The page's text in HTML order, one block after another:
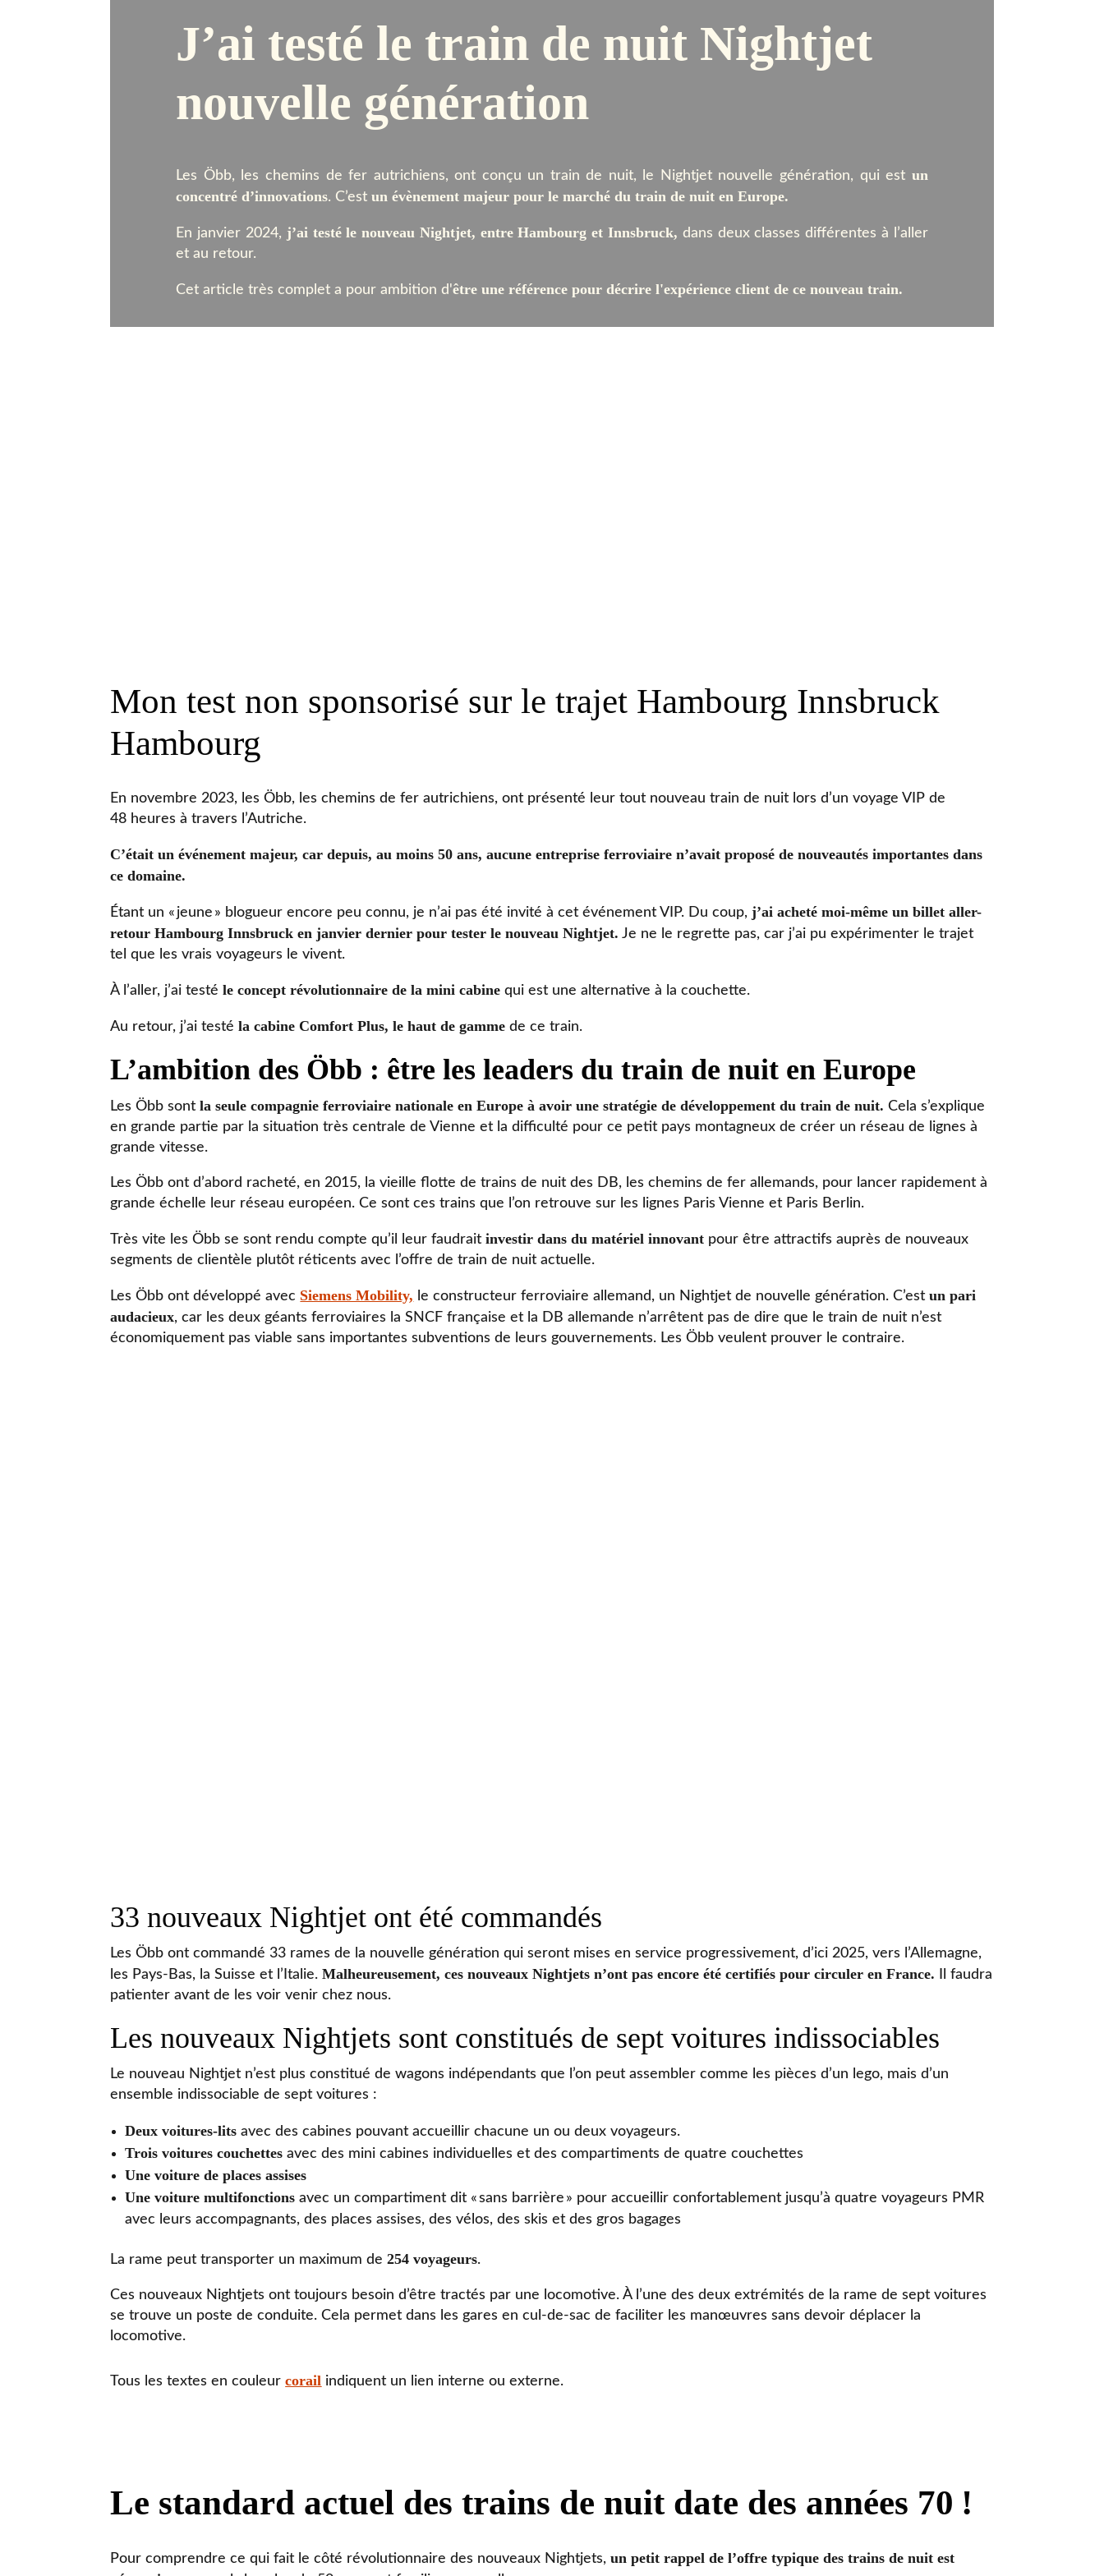
J’ai testé le train de nuit Nightjet
nouvelle génération
Les Öbb, les chemins de fer autrichiens, ont conçu un train de nuit, le Nightjet nouvelle génération, qui est un
concentré d’innovations. C’estun évènement majeur pour le marché du train de nuit en Europe.
En janvier 2024, j’ai testé le nouveau Nightjet, entre Hambourg et Innsbruck, dans deux classes différentes à l’aller
et au retour.
Cet article très complet a pour ambition d'être une référence pour décrire l'expérience client de ce nouveau train.
Mon test non sponsorisé sur le trajet Hambourg Innsbruck
Hambourg
En novembre 2023, les Öbb, les chemins de fer autrichiens, ont présenté leur tout nouveau train de nuit lors d’un voyage VIP de
48 heures à travers l’Autriche.
C’était un événement majeur, car depuis, au moins 50 ans, aucune entreprise ferroviaire n’avait proposé de nouveautés importantes dans
ce domaine.
Étant un « jeune » blogueur encore peu connu, je n’ai pas été invité à cet événement VIP. Du coup,j’ai acheté moi-même un billet aller-
retour Hambourg Innsbruck en janvier dernier pour tester le nouveau Nightjet. Je ne le regrette pas, car j’ai pu expérimenter le trajet
tel que les vrais voyageurs le vivent.
À l’aller, j’ai testéle concept révolutionnaire de la mini cabine qui est une alternative à la couchette.
Au retour, j’ai testéla cabine Comfort Plus, le haut de gamme de ce train.
L’ambition des Öbb : être les leaders du train de nuit en Europe
Les Öbb sontla seule compagnie ferroviaire nationale en Europe à avoir une stratégie de développement du train de nuit. Cela s’explique
en grande partie par la situation très centrale de Vienne et la difficulté pour ce petit pays montagneux de créer un réseau de lignes à
grande vitesse.
Les Öbb ont d’abord racheté, en 2015, la vieille flotte de trains de nuit des DB, les chemins de fer allemands, pour lancer rapidement à
grande échelle leur réseau européen. Ce sont ces trains que l’on retrouve sur les lignes Paris Vienne et Paris Berlin.
Très vite les Öbb se sont rendu compte qu’il leur faudraitinvestir dans du matériel innovant pour être attractifs auprès de nouveaux
segments de clientèle plutôt réticents avec l’offre de train de nuit actuelle.
Les Öbb ont développé avec Siemens Mobility, le constructeur ferroviaire allemand, un Nightjet de nouvelle génération. C’estun pari
audacieux, car les deux géants ferroviaires la SNCF française et la DB allemande n’arrêtent pas de dire que le train de nuit n’est
économiquement pas viable sans importantes subventions de leurs gouvernements. Les Öbb veulent prouver le contraire.
33 nouveaux Nightjet ont été commandés
Les Öbb ont commandé 33 rames de la nouvelle génération qui seront mises en service progressivement, d’ici 2025, vers l’Allemagne,
les Pays-Bas, la Suisse et l’Italie.Malheureusement, ces nouveaux Nightjets n’ont pas encore été certifiés pour circuler en France. Il faudra
patienter avant de les voir venir chez nous.
Les nouveaux Nightjets sont constitués de sept voitures indissociables
Le nouveau Nightjet n’est plus constitué de wagons indépendants que l’on peut assembler comme les pièces d’un lego, mais d’un
ensemble indissociable de sept voitures :
Deux voitures-lits avec des cabines pouvant accueillir chacune un ou deux voyageurs.
Trois voitures couchettes avec des mini cabines individuelles et des compartiments de quatre couchettes
Une voiture de places assises
Une voiture multifonctions avec un compartiment dit « sans barrière » pour accueillir confortablement jusqu’à quatre voyageurs PMR
avec leurs accompagnants, des places assises, des vélos, des skis et des gros bagages
La rame peut transporter un maximum de254 voyageurs.
Ces nouveaux Nightjets ont toujours besoin d’être tractés par une locomotive. À l’une des deux extrémités de la rame de sept voitures
se trouve un poste de conduite. Cela permet dans les gares en cul-de-sac de faciliter les manœuvres sans devoir déplacer la
locomotive.
Tous les textes en couleurcorail indiquent un lien interne ou externe.
Le standard actuel des trains de nuit date des années 70 !
Pour comprendre ce qui fait le côté révolutionnaire des nouveaux Nightjets,un petit rappel de l’offre typique des trains de nuit est